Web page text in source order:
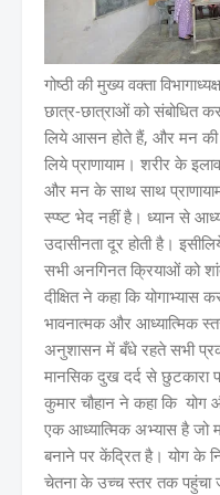
गोष्ठी की मुख्य वक्ता
छात्र-छात्राओं को संबोधित
लिये आसन होते हैं, और मन की
लिये प्राणायाम। शरीर के
और मन के साथ साथ
स्प्ष्ट भेद नहीं है। ध्यान से
उदासीनता दूर होती है।
सभी अनगिनत क्रियाओं को
दीक्षित ने कहा कि
भावनात्मक और आध्यात्मिक
अनुशासन में बँधे रहते सभी
मानसिक दुख दर्द से छुटकारा
कुमार चौहान ने कहा कि
एक आध्यात्मिक अभ्यास है
बनाने पर केंद्रित है। योग के
चेतना के उच्च स्तर तक पहुंचा